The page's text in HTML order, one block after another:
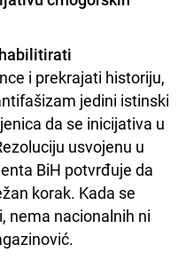
i prekrajati historiju,
jedini istinski
da se inicijativa u
usvojenu u
BiH potvrđuje da
korak. Kada se
nema nacionalnih ni